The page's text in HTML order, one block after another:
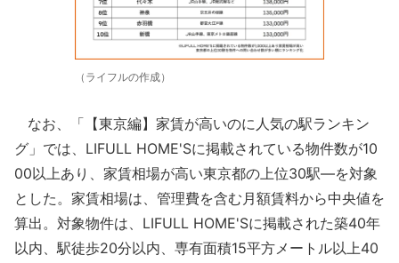
（ライフルの作成）
なお、「【東京編】家賃が高いのに人気の駅ランキン
グ」では、LIFULL HOME'Sに掲載されている物件数が10
00以上あり、家賃相場が高い東京都の上位30駅―を対象
とした。家賃相場は、管理費を含む月額賃料から中央値を
算出。対象物件は、LIFULL HOME'Sに掲載された築40年
以内、駅徒歩20分以内、専有面積15平方メートル以上40